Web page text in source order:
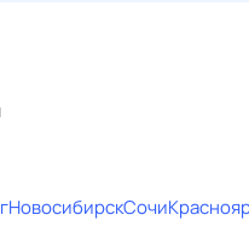
НовосибирскСочи